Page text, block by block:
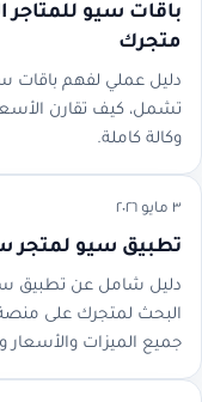
باقات سيو للمتاجر
متجرك
دليل عملي لفهم باقات
وكالة كاملة.
٣ مايو ٢٠٢٦
تطبيق سيو لمتجر
دليل شامل عن تطبيق
جميع الميزات والأسعار